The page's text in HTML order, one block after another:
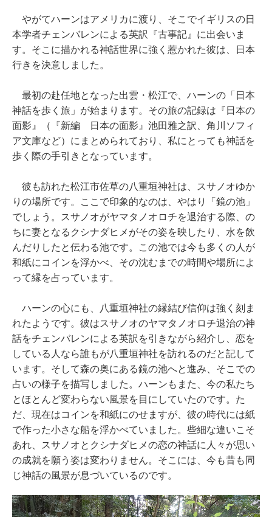
やがてハーンはアメリカに渡り、そこでイギリスの日
本学者チェンバレンによる英訳『古事記』に出会いま
す。そこに描かれる神話世界に強く惹かれた彼は、日本
行きを決意しました。
最初の赴任地となった出雲・松江で、ハーンの「日本
神話を歩く旅」が始まります。その旅の記録は『日本の
面影』（『新編 日本の面影』池田雅之訳、角川ソフィ
ア文庫など）にまとめられており、私にとっても神話を
歩く際の手引きとなっています。
彼も訪れた松江市佐草の八重垣神社は、スサノオゆか
りの場所です。ここで印象的なのは、やはり「鏡の池」
でしょう。スサノオがヤマタノオロチを退治する際、の
ちに妻となるクシナダヒメがその姿を映したり、水を飲
んだりしたと伝わる池です。この池では今も多くの人が
和紙にコインを浮かべ、その沈むまでの時間や場所によ
って縁を占っています。
ハーンの心にも、八重垣神社の縁結び信仰は強く刻ま
れたようです。彼はスサノオのヤマタノオロチ退治の神
話をチェンバレンによる英訳を引きながら紹介し、恋を
している人なら誰もが八重垣神社を訪れるのだと記して
います。そして森の奥にある鏡の池へと進み、そこでの
占いの様子を描写しました。ハーンもまた、今の私たち
とほとんど変わらない風景を目にしていたのです。た
だ、現在はコインを和紙にのせますが、彼の時代には紙
で作った小さな船を浮かべていました。些細な違いこそ
あれ、スサノオとクシナダヒメの恋の神話に人々が思い
の成就を願う姿は変わりません。そこには、今も昔も同
じ神話の風景が息づいているのです。